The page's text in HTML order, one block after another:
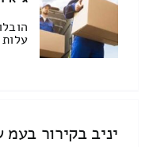
יניב בקירור בעמ